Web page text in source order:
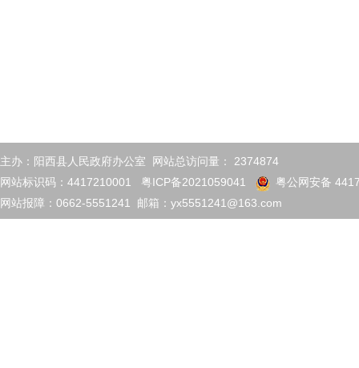
主办：阳西县人民政府办公室 网站总访问量： 2374874
网站标识码：4417210001 粤ICP备2021059041
粤公网安备
网站报障：0662-5551241 邮箱：yx5551241@163.com